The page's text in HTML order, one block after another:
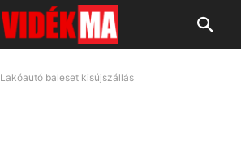
Lakóautó baleset kisújszállás